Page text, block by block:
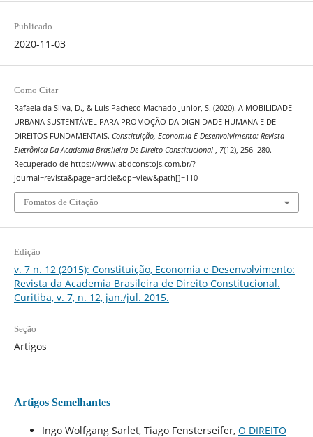
Publicado
2020-11-03
Como Citar
Rafaela da Silva, D., & Luis Pacheco Machado Junior, S. (2020). A MOBILIDADE
URBANA SUSTENTÁVEL PARA PROMOÇÃO DA DIGNIDADE HUMANA E DE
DIREITOS FUNDAMENTAIS. Constituição, Economia E Desenvolvimento: Revista
Eletrônica Da Academia Brasileira De Direito Constitucional
7(12), 256–280.
Recuperado de https://www.abdconstojs.com.br/?
journal=revista&page=article&op=view&path[]=110
Fomatos de Citação
Edição
v. 7 n. 12 (2015): Constituição, Economia e Desenvolvimento:
Revista da Academia Brasileira de Direito Constitucional.
Curitiba, v. 7, n. 12, jan./jul. 2015.
Seção
Artigos
Artigos Semelhantes
Ingo Wolfgang Sarlet, Tiago Fensterseifer, O DIREITO